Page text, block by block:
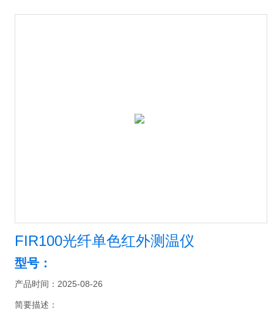
FIR100光纤单色红外测温仪
型号：
产品时间：2025-08-26
简要描述：